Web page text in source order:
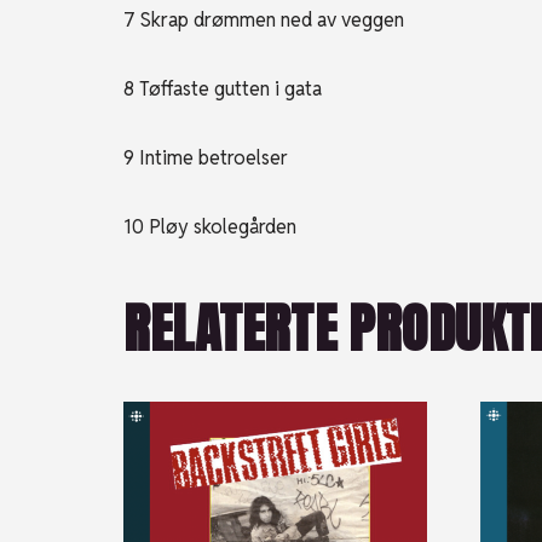
7 Skrap drømmen ned av veggen
8 Tøffaste gutten i gata
9 Intime betroelser
10 Pløy skolegården
RELATERTE